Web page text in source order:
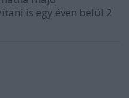
is egy éven belül 2